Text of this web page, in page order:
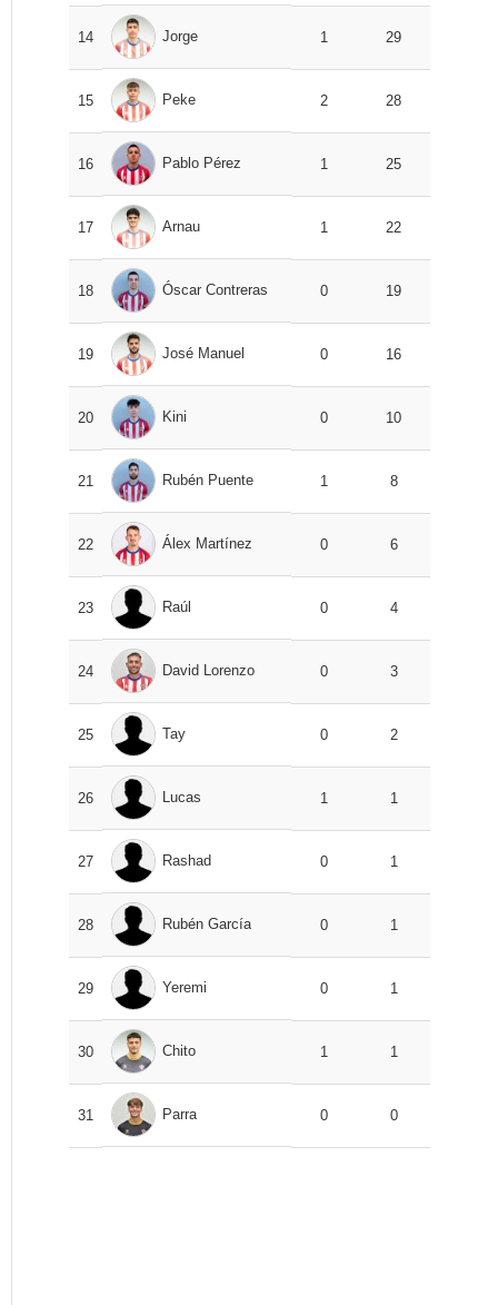
14 Jorge 1 29
15 Peke 2 28
16 Pablo Pérez 1 25
17 Arnau 1 22
18 Óscar Contreras 0 19
19 José Manuel 0 16
20 Kini 0 10
21 Rubén Puente 1 8
22 Álex Martínez 0 6
23 Raúl 0 4
24 David Lorenzo 0 3
25 Tay 0 2
26 Lucas 1 1
27 Rashad 0 1
28 Rubén García 0 1
29 Yeremi 0 1
30 Chito 1 1
31 Parra 0 0